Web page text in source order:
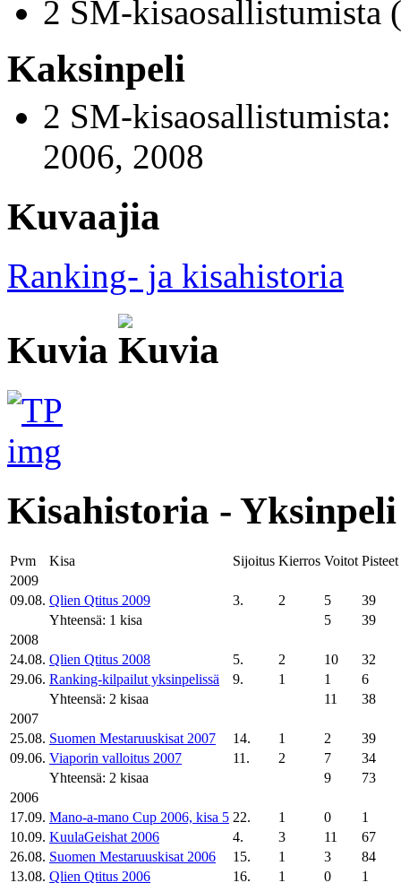
2 SM-kisaosallistumista
Kaksinpeli
2 SM-kisaosallistumista:
2006, 2008
Kuvaajia
Ranking- ja kisahistoria
Kuvia
Kisahistoria - Yksinpeli
Pvm Kisa Sijoitus Kierros Voitot Pisteet
2009
09.08. Qlien Qtitus 2009 3. 2 5
39
Yhteensä: 1 kisa
5
39
2008
24.08. Qlien Qtitus 2008 5. 2 10
32
29.06. Ranking-kilpailut yksinpelissä 9. 1 1
6
Yhteensä: 2 kisaa
11
38
2007
25.08. Suomen Mestaruuskisat 2007 14. 1 2
39
09.06. Viaporin valloitus 2007 11. 2 7
34
Yhteensä: 2 kisaa
9
73
2006
17.09. Mano-a-mano Cup 2006, kisa 5 22. 1 0
1
10.09. KuulaGeishat 2006 4. 3 11
67
26.08. Suomen Mestaruuskisat 2006 15. 1 3
84
13.08. Qlien Qtitus 2006 16. 1 0
1